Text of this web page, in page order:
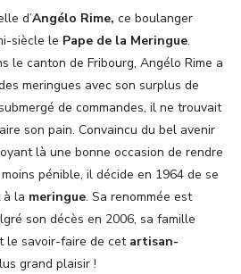
d’Angélo Rime, ce boulanger
siècle le Pape de la Meringue.
le canton de Fribourg, Angélo Rime a
meringues avec son surplus de
de commandes, il ne trouvait
son pain. Convaincu du bel avenir
là une bonne occasion de rendre
pénible, il décide en 1964 de se
à la meringue. Sa renommée est
son décès en 2006, sa famille
le savoir-faire de cet artisan-
grand plaisir !